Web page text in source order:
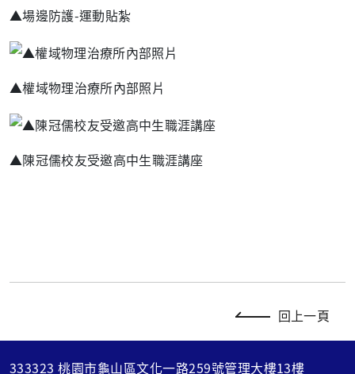
▲場邊防護-運動貼紮
▲權域物理治療所內部照片
▲陳冠儒校友受邀高中生職涯講座
回上一頁
333323 桃園市龜山區文化一路259號管理大樓13樓